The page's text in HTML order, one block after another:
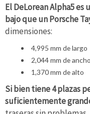
El DeLorean Alpha5 es
bajo que un Porsche
dimensiones:
4,995 mm de largo
2,044 mm de ancho
1,370 mm de alto
Si bien tiene 4 plazas
suficientemente